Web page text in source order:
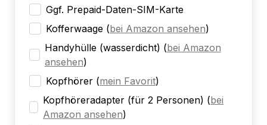
Ggf. Prepaid-Daten-SIM-Karte
Kofferwaage (bei Amazon ansehen)
Handyhülle (wasserdicht) (bei Amazon
ansehen)
Kopfhörer (mein Favorit)
Kopfhöreradapter (für 2 Personen) (bei
Amazon ansehen)